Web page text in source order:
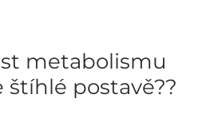
metabolismu
štíhlé postavě??